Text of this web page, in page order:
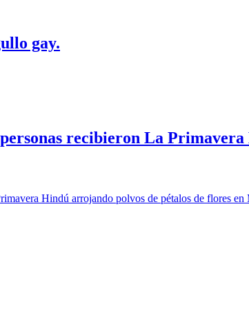
gay.
recibieron La
Hindú arrojando polvos de pétalos de flores en